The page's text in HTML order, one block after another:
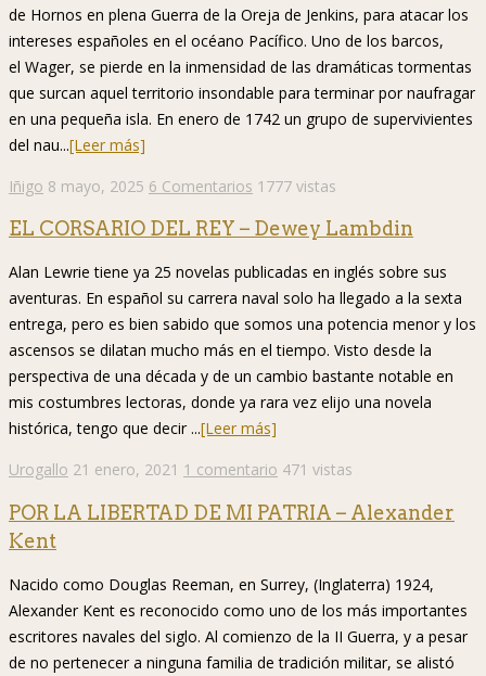
de Hornos en plena Guerra de la Oreja de Jenkins, para atacar los
intereses españoles en el océano Pacífico. Uno de los barcos,
el Wager, se pierde en la inmensidad de las dramáticas tormentas
que surcan aquel territorio insondable para terminar por naufragar
en una pequeña isla. En enero de 1742 un grupo de supervivientes
del nau...[Leer más]
Iñigo 8 mayo, 2025 6 Comentarios 1777 vistas
EL CORSARIO DEL REY – Dewey Lambdin
Alan Lewrie tiene ya 25 novelas publicadas en inglés sobre sus
aventuras. En español su carrera naval solo ha llegado a la sexta
entrega, pero es bien sabido que somos una potencia menor y los
ascensos se dilatan mucho más en el tiempo. Visto desde la
perspectiva de una década y de un cambio bastante notable en
mis costumbres lectoras, donde ya rara vez elijo una novela
histórica, tengo que decir ...[Leer más]
Urogallo 21 enero, 2021 1 comentario 471 vistas
POR LA LIBERTAD DE MI PATRIA – Alexander
Kent
Nacido como Douglas Reeman, en Surrey, (Inglaterra) 1924,
Alexander Kent es reconocido como uno de los más importantes
escritores navales del siglo. Al comienzo de la II Guerra, y a pesar
de no pertenecer a ninguna familia de tradición militar, se alistó